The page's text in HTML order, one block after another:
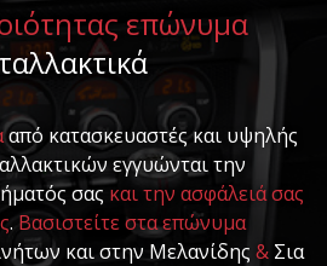
επώνυμα
από κατασκευαστές και υψηλής
εγγυώνται την
σας και την ασφάλειά σας
. Βασιστείτε στα επώνυμα
και στην Μελανίδης & Σια